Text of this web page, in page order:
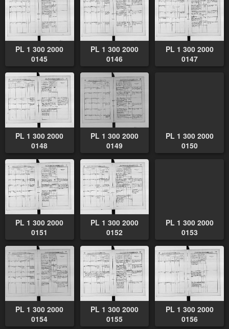
PL 1 300 2000
0145
PL 1 300 2000
0146
PL 1 300 2000
0147
PL 1 300 2000
0148
PL 1 300 2000
0149
PL 1 300 2000
0150
PL 1 300 2000
0151
PL 1 300 2000
0152
PL 1 300 2000
0153
PL 1 300 2000
0154
PL 1 300 2000
0155
PL 1 300 2000
0156